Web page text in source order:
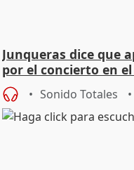
Junqueras dice que
por el concierto en
Sonido Totales